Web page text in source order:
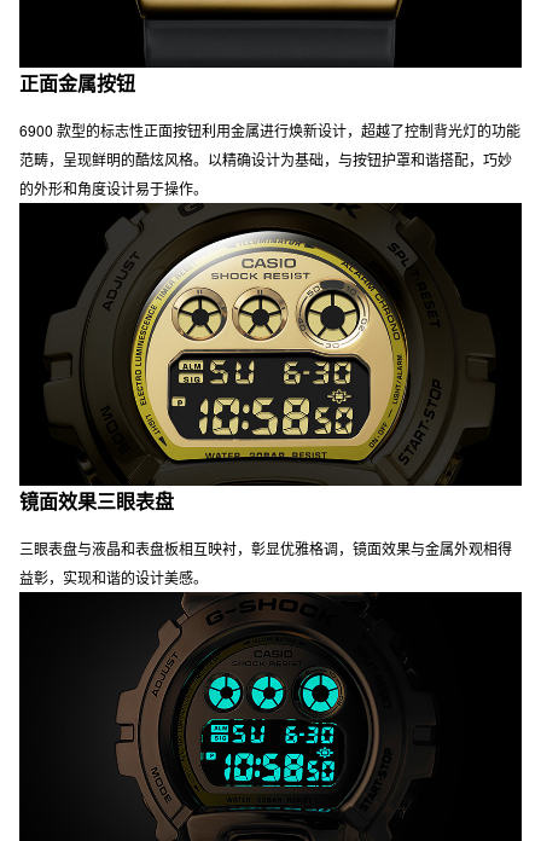
正面金属按钮
6900 款型的标志性正面按钮利用金属进行焕新设计，超越了控制背光灯的功能
范畴，呈现鲜明的酷炫风格。以精确设计为基础，与按钮护罩和谐搭配，巧妙
的外形和角度设计易于操作。
镜面效果三眼表盘
三眼表盘与液晶和表盘板相互映衬，彰显优雅格调，镜面效果与金属外观相得
益彰，实现和谐的设计美感。